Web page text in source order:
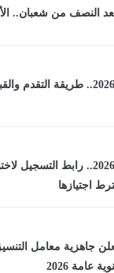
النصف من شعبان..
تنسيق الجامعات 2026.. طريقة
تنسيق الجامعات 2026.. رابط
اجتيازها
جاهزية معامل
عامة 2026